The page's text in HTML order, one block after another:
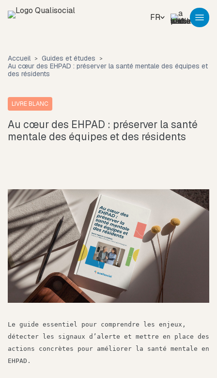
FR
Accueil
Guides et études
Au cœur des EHPAD : préserver la santé mentale des équipes et
des résidents
LIVRE BLANC
Au cœur des EHPAD : préserver la santé
mentale des équipes et des résidents
Le guide essentiel pour comprendre les enjeux,
détecter les signaux d’alerte et mettre en place des
actions concrètes pour améliorer la santé mentale en
EHPAD.